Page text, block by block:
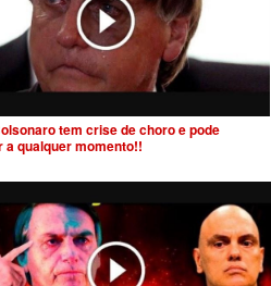
tem crise de choro e pode
a qualquer momento!!